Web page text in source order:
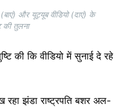
और यूट्यूब वीडियो (दाएं) के
की तुलना
की कि वीडियो में सुनाई दे रहे
रहा झंडा राष्ट्रपति बशर अल-